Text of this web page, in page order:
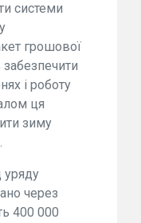
системи
грошової
і роботу
ця
зиму
уряду
через
400 000